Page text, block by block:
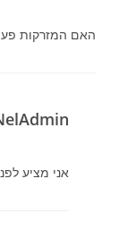
האם המזרקות
אני מציע